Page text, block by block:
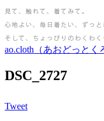
ao.cloth（あおどっと
DSC_2727
Tweet